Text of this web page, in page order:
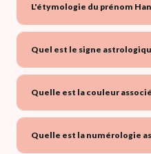
L'étymologie du prénom
Quel est le signe
Quelle est la couleur
Quelle est la numérologie